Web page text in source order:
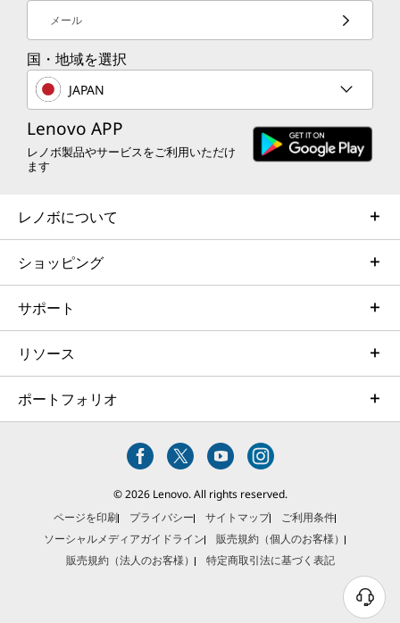
メール
国・地域を選択
JAPAN
Lenovo APP
レノボ製品やサービスをご利用いただけ
ます
レノボについて
ショッピング
サポート
リソース
ポートフォリオ
© 2026 Lenovo. All rights reserved.
ページを印刷
プライバシー サイトマップ
ご利用条件
ソーシャルメディアガイドライン
販売規約（個人のお客様）
販売規約（法人のお客様）
特定商取引法に基づく表記